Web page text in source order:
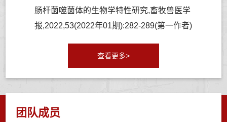
肠杆菌噬菌体的生物学特性研究,畜牧兽医学
报,2022,53(2022年01期):282-289(第一作者)
查看更多>
团队成员